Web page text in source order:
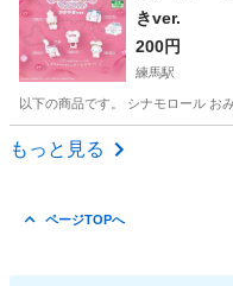
きver.
200円
練馬駅
以下の商品です。 シナモロール お
東京 練馬区
もっと見る
ページTOPへ